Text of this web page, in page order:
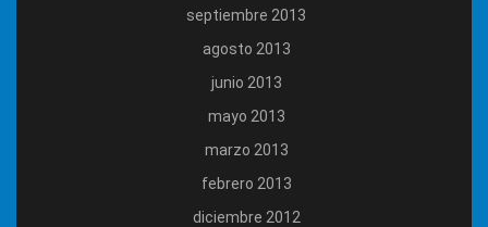
septiembre 2013
agosto 2013
junio 2013
mayo 2013
marzo 2013
febrero 2013
diciembre 2012